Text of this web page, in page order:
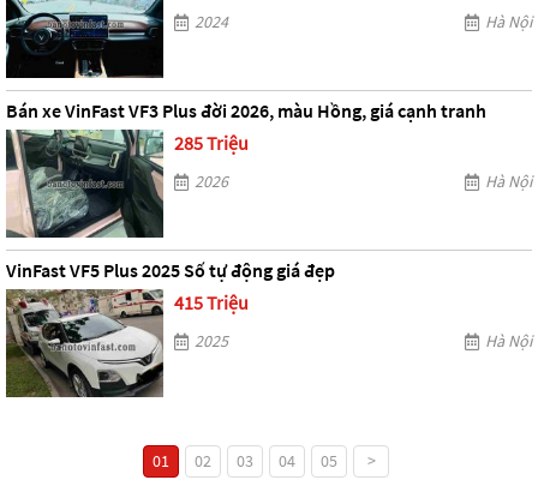
2024 Hà Nội
Bán xe VinFast VF3 Plus đời 2026, màu Hồng, giá cạnh tranh
285 Triệu
2026 Hà Nội
VinFast VF5 Plus 2025 Số tự động giá đẹp
415 Triệu
2025 Hà Nội
01 02 03 04 05 >